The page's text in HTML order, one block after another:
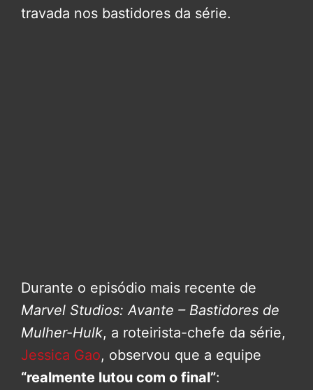
travada nos bastidores da série.
Durante o episódio mais recente de
Marvel Studios: Avante – Bastidores de
Mulher-Hulk, a roteirista-chefe da série,
Jessica Gao, observou que a equipe
“realmente lutou com o final”: